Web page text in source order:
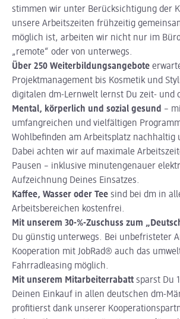
stimmen wir unter Berücksichtigung der
unsere Arbeitszeiten frühzeitig
möglich ist, arbeiten wir nicht nur im
„remote“ oder von unterwegs.
Über 250 Weiterbildungsangebote
Projektmanagement bis Kosmetik und
digitalen dm-Lernwelt lernst Du zeit- und
Mental, körperlich und sozial gesund –
umfangreichen und vielfältigen
Wohlbefinden am Arbeitsplatz nachhaltig
Dabei achten wir auf maximale
Pausen – inklusive minutengenauer
Aufzeichnung Deines Einsatzes.
Kaffee, Wasser oder Tee sind bei dm in
Arbeitsbereichen kostenfrei.
Mit unserem 30-%-Zuschuss zum
Du günstig unterwegs. Bei unbefristeter
Kooperation mit JobRad® auch das
Fahrradleasing möglich.
Mit unserem Mitarbeiterrabatt sparst Du
Deinen Einkauf in allen deutschen dm-
profitierst dank unserer